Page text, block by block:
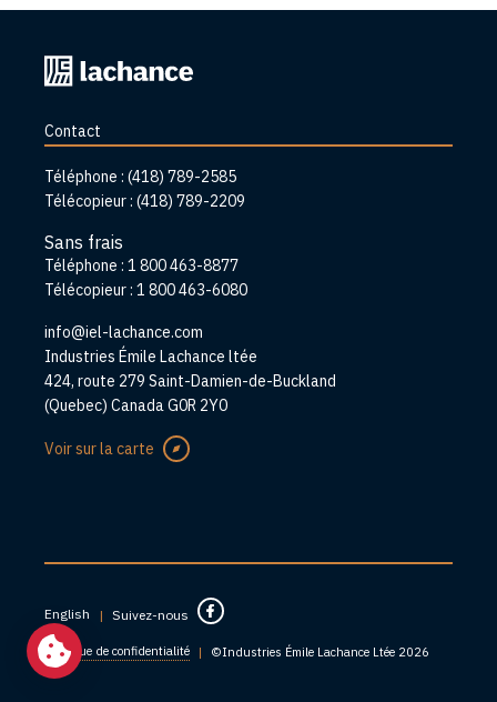
Retourner
à
Contact
Téléphone : (418) 789-2585
Télécopieur : (418) 789-2209
Sans frais
Téléphone : 1 800 463-8877
Télécopieur : 1 800 463-6080
info@iel-lachance.com
Adresse
Industries Émile Lachance ltée
424, route 279 Saint-Damien-de-Buckland
(Quebec) Canada G0R 2Y0
Voir sur la carte
English | Suivez-nous
Politique de confidentialité | ©Industries Émile Lachance Ltée 2026